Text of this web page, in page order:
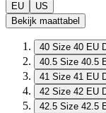
EU
US
Bekijk maattabel
40 Size 40 EU
40.5 Size 40.5
41 Size 41 EU
42 Size 42 EU
42.5 Size 42.5